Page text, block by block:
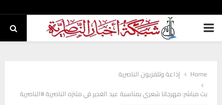
PRIMARY
Home
إذاعة وتلفزيون الناصرية
بث مباشر: مهرجانا شعري بمناسبة عيد الغدير في متنزه الناصرية #الناصرية